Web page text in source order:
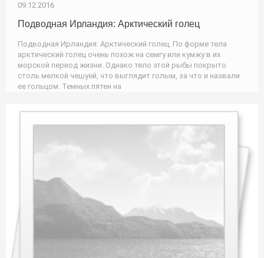
09.12.2016
Подводная Ирландия: Арктический голец
Подводная Ирландия: Арктический голец. По форме тела
арктический голец очень похож на семгу или кумжу в их
морской период жизни. Однако тело этой рыбы покрыто
столь мелкой чешуей, что выглядит голым, за что и назвали
ее гольцом. Темных пятен на